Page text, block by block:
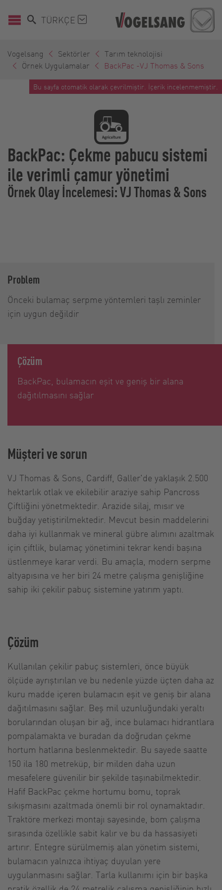
TÜRKÇE
Vogelsang Sektörler
Tarım teknolojisi
Örnek Uygulamalar
BackPac -VJ Thomas & Sons
Bu sayfa otomatik olarak çevrilmiştir. İçerik incelenmemiştir.
BackPac: Çekme pabucu sistemi
ile verimli çamur yönetimi
Örnek Olay İncelemesi: VJ Thomas & Sons
Problem
Önceki bulamaç serpme yöntemleri taşlı zeminler
için uygun değildir
Çözüm
BackPac, bulamacın eşit ve geniş bir alana
dağıtılmasını sağlar
Müşteri ve sorun
VJ Thomas & Sons, Cardiff, Galler'de yaklaşık 2.500
hektarlık otlak ve ekilebilir araziye sahip Pancross
Çiftliğini yönetmektedir. Arazide silaj, mısır ve
buğday yetiştirilmektedir. Mevcut besin maddelerini
daha iyi kullanmak ve mineral gübre alımını azaltmak
için çiftlik, bulamaç yönetimini tekrar kendi başına
üstlenmeye karar verdi. Bu amaçla, modern serpme
altyapısına ve her biri 24 metre çalışma genişliğine
sahip iki çekilir pabuç sistemine yatırım yaptı.
Çözüm
Kullanılan çekilir pabuç sistemleri, önce büyük
ölçüde ayrıştırılan ve bu nedenle yüzde üçten daha az
kuru madde içeren bulamacın eşit ve geniş bir alana
dağıtılmasını sağlar. Beş mil uzunluğundaki yeraltı
borularından oluşan bir ağ, ince bulamacı hidrantlara
pompalamakta ve buradan da doğrudan çekme
hortum hatlarına beslenmektedir. Bu sayede saatte
150 ila 180 metreküp, bir milden daha uzun
mesafelere güvenilir bir şekilde taşınabilmektedir.
Hafif BackPac çekme hortumu bomu, toprak
sıkışmasını azaltmada önemli bir rol oynamaktadır.
Traktöre merkezi montajı sayesinde, bom çalışma
sırasında özellikle sabit kalır ve bu da hassasiyeti
artırır. Entegre sürülmemiş alan yönetim sistemi,
bulamacın yalnızca ihtiyaç duyulan yere
uygulanmasını sağlar. Tarla kullanımı için bir başka